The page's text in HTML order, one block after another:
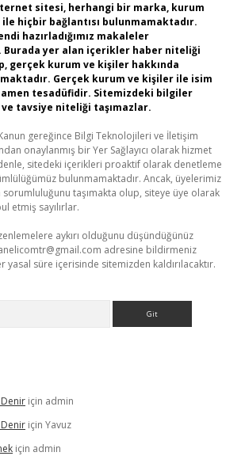
sitesi, herhangi bir marka, kurum
hiçbir bağlantısı bulunmamaktadır.
hazırladığımız makaleler
Burada yer alan içerikler haber niteliği
gerçek kurum ve kişiler hakkında
Gerçek kurum ve kişiler ile isim
tesadüfidir. Sitemizdeki bilgiler
tavsiye niteliği taşımazlar.
Kanun gereğince Bilgi Teknolojileri ve İletişim
onaylanmış bir Yer Sağlayıcı olarak hizmet
sitedeki içerikleri proaktif olarak denetleme
bulunmamaktadır. Ancak, üyelerimiz
sorumluluğunu taşımakta olup, siteye üye olarak
etmiş sayılırlar.
aykırı olduğunu düşündüğünüz
adresine bildirmeniz
yasal süre içerisinde sitemizden kaldırılacaktır.
için admin
için Yavuz
için admin